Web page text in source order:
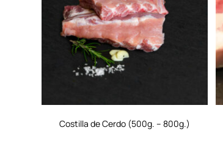
Costilla de Cerdo (500g. – 800g.)